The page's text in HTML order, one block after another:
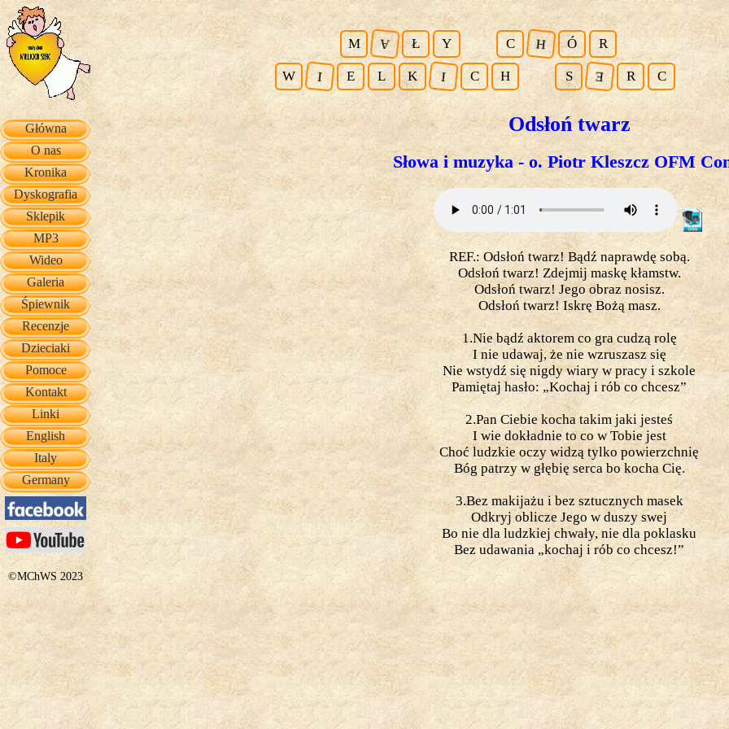
M A Ł Y C H Ó R
W I E L K I C H S E R C
Odsłoń twarz
Słowa i muzyka - o. Piotr Kleszcz OFM
REF.: Odsłoń twarz! Bądź naprawdę sobą.
Odsłoń twarz! Zdejmij maskę kłamstw.
Odsłoń twarz! Jego obraz nosisz.
Odsłoń twarz! Iskrę Bożą masz.
1.Nie bądź aktorem co gra cudzą rolę
I nie udawaj, że nie wzruszasz się
Nie wstydź się nigdy wiary w pracy i szkole
Pamiętaj hasło: „Kochaj i rób co chcesz”
2.Pan Ciebie kocha takim jaki jesteś
I wie dokładnie to co w Tobie jest
Choć ludzkie oczy widzą tylko powierzchnię
Bóg patrzy w głębię serca bo kocha Cię.
3.Bez makijażu i bez sztucznych masek
Odkryj oblicze Jego w duszy swej
Bo nie dla ludzkiej chwały, nie dla poklasku
Bez udawania „kochaj i rób co chcesz!”
Główna
O nas
Kronika
Dyskografia
Sklepik
MP3
Wideo
Galeria
Śpiewnik
Recenzje
Dzieciaki
Pomoce
Kontakt
Linki
English
Italy
Germany
©MChWS 2023